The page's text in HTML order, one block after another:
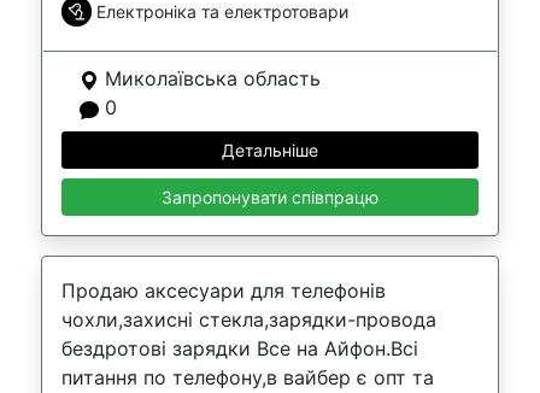
Електроніка та електротовари
Миколаївська область
0
Детальніше
Запропонувати співпрацю
Продаю аксесуари для телефонів
чохли,захисні стекла,зарядки-провода
бездротові зарядки Все на Айфон.Всі
питання по телефону,в вайбер є опт та